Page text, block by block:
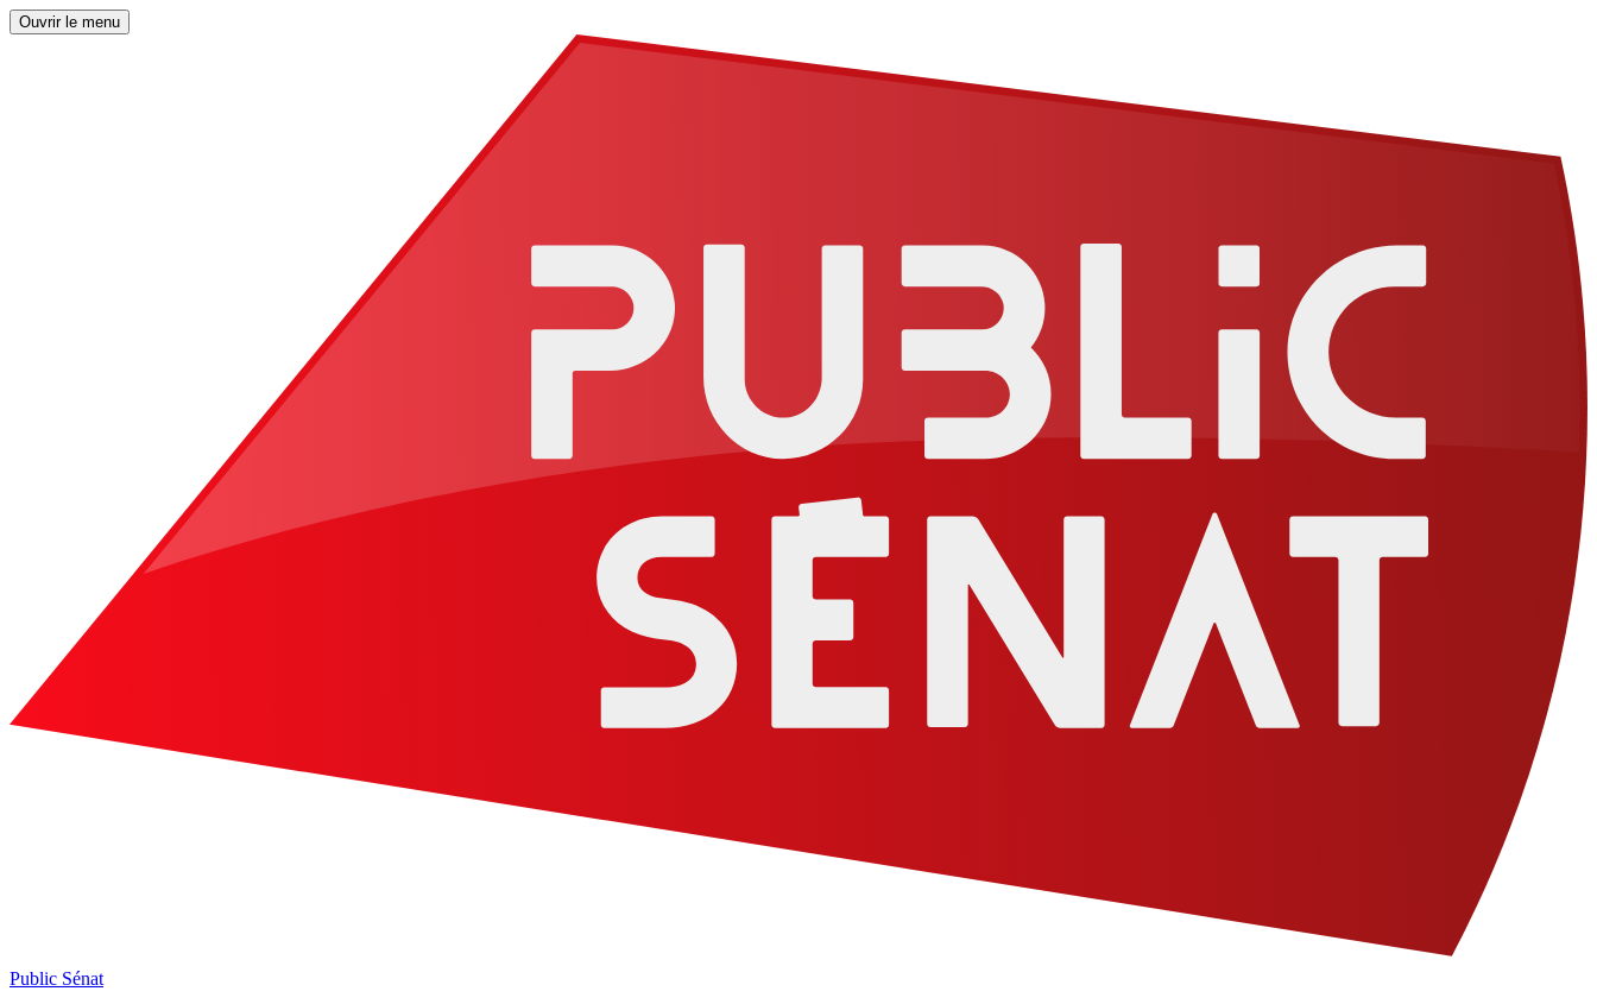
Ouvrir le menu
Public Sénat